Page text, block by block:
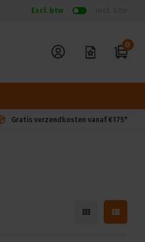
Excl. btw
0
Gratis verzendkosten vanaf €175*